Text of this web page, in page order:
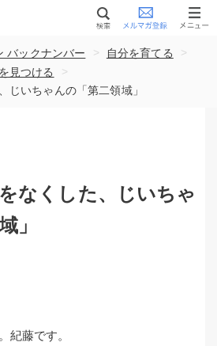
バックナンバー > 自分を育てる
>
見つける
>
じいちゃんの「第二領域」
なくした、じいちゃ
」
紀藤です。